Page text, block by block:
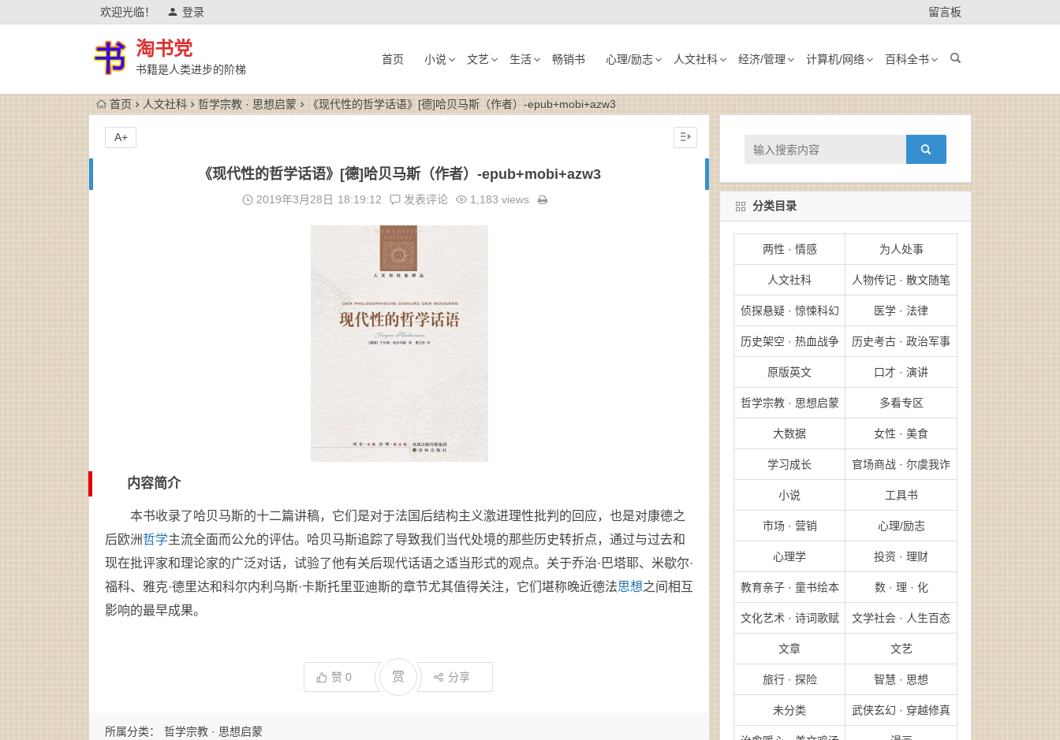
欢迎光临！ 登录 留言板
淘书党
书籍是人类进步的阶梯
首页 小说 文艺 生活 畅销书 心理/励志 人文社科 经济/管理 计算机/网络 百科全书
首页 人文社科 哲学宗教 · 思想启蒙 《现代性的哲学话语》[德]哈贝马斯（作者）-epub+mobi+azw3
《现代性的哲学话语》[德]哈贝马斯（作者）-epub+mobi+azw3
2019年3月28日 18:19:12 发表评论 1,183 views
内容简介
本书收录了哈贝马斯的十二篇讲稿，它们是对于法国后结构主义激进理性批判的回应，也是对康德之
后欧洲哲学主流全面而公允的评估。哈贝马斯追踪了导致我们当代处境的那些历史转折点，通过与过去和
现在批评家和理论家的广泛对话，试验了他有关后现代话语之适当形式的观点。关于乔治·巴塔耶、米歇尔·
福科、雅克·德里达和科尔内利乌斯·卡斯托里亚迪斯的章节尤其值得关注，它们堪称晚近德法思想之间相互
影响的最早成果。
赞 0 赏 分享
A+
所属分类： 哲学宗教 · 思想启蒙
分类目录
两性 · 情感 为人处事
人文社科 人物传记 · 散文随笔
侦探悬疑 · 惊悚科幻 医学 · 法律
历史架空 · 热血战争 历史考古 · 政治军事
原版英文 口才 · 演讲
哲学宗教 · 思想启蒙 多看专区
大数据 女性 · 美食
学习成长 官场商战 · 尔虞我诈
小说 工具书
市场 · 营销 心理/励志
心理学 投资 · 理财
教育亲子 · 童书绘本 数 · 理 · 化
文化艺术 · 诗词歌赋 文学社会 · 人生百态
文章 文艺
旅行 · 探险 智慧 · 思想
未分类 武侠玄幻 · 穿越修真